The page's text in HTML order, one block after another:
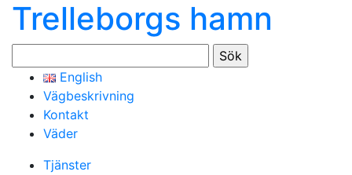
Trelleborgs hamn
efter:
English
Vägbeskrivning
Kontakt
Väder
Tjänster